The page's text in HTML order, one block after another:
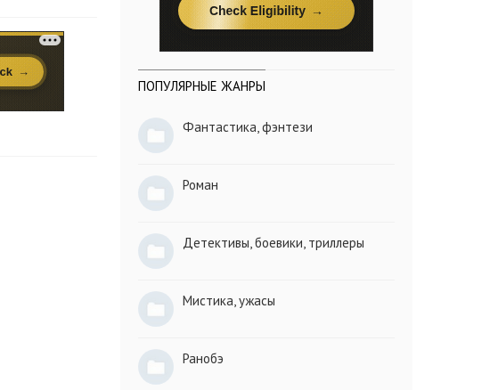
ПОПУЛЯРНЫЕ ЖАНРЫ
Фантастика, фэнтези
Роман
Детективы, боевики, триллеры
Мистика, ужасы
Ранобэ